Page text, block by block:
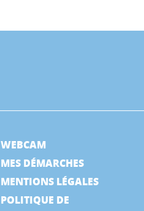
WEBCAM
MES DÉMARCHES
MENTIONS LÉGALES
POLITIQUE DE